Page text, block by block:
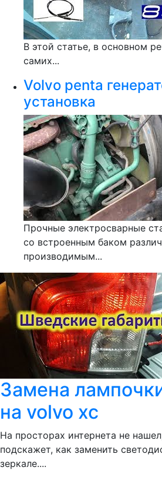
В этой статье, в основном
самих...
Volvo penta
установка
Прочные электросварные
со встроенным баком
производимым...
Замена
на volvo xc
На просторах интернета не
подскажет, как заменить
зеркале....